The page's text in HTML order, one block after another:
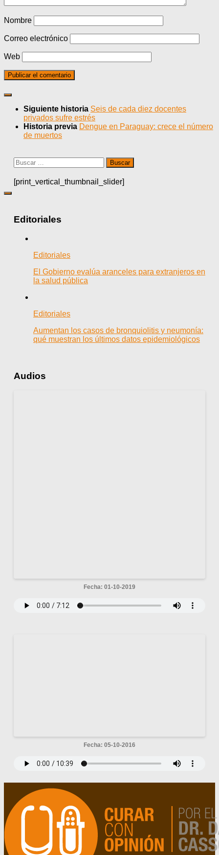
Nombre
Correo electrónico
Web
Siguiente historia Seis de cada diez docentes
privados sufre estrés
Historia previa Dengue en Paraguay: crece el número
de muertos
Buscar:
[print_vertical_thumbnail_slider]
Editoriales
Editoriales
El Gobierno evalúa aranceles para extranjeros en
la salud pública
Editoriales
Aumentan los casos de bronquiolitis y neumonía:
qué muestran los últimos datos epidemiológicos
Audios
Fecha: 01-10-2019
Fecha: 05-10-2016